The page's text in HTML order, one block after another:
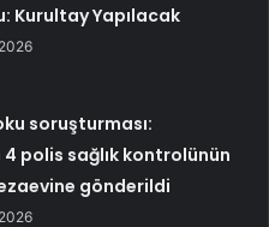
Kurultay Yapılacak
soruşturması:
polis sağlık kontrolünün
gönderildi